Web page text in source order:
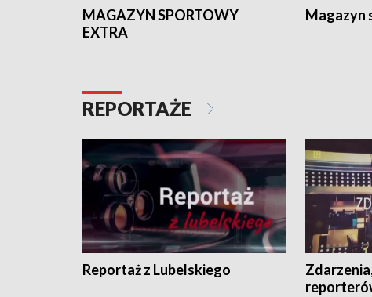
MAGAZYN SPORTOWY
EXTRA
Magazyn
REPORTAŻE
Reportaż z Lubelskiego